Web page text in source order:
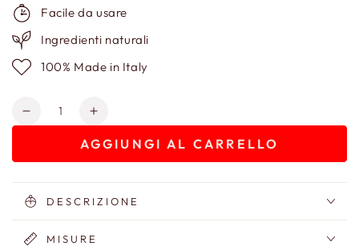
Facile da usare
Ingredienti naturali
100% Made in Italy
Quantità
Diminuisci
in
Toile
de
Jouy
Aumenta
per
in
Toile
de
Jouy
AGGIUNGI AL CARRELLO
DESCRIZIONE
MISURE